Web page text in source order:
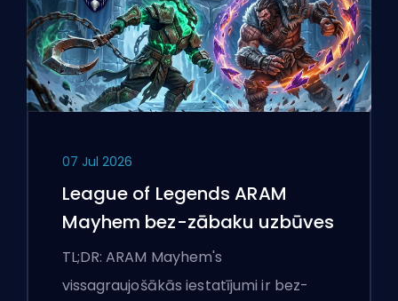
07 Jul 2026
League of Legends ARAM
Mayhem bez-zābaku uzbūves
TL;DR: ARAM Mayhem's
vissagraujošākās iestatījumi ir bez-